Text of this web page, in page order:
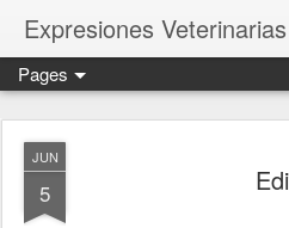
Expresiones Veterinarias
Pages
JUN
5